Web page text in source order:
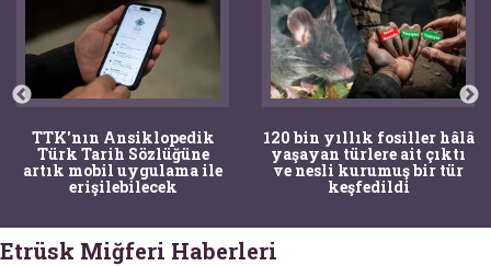
TTK'nın Ansiklopedik
Türk Tarih Sözlüğüne
artık mobil uygulama ile
erişilebilecek
120 bin yıllık fosiller hâlâ
yaşayan türlere ait çıktı
ve nesli kurumuş bir tür
keşfedildi
Etrüsk Miğferi Haberleri